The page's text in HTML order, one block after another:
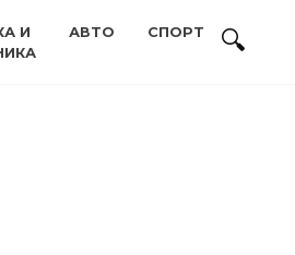
И
АВТО СПОРТ